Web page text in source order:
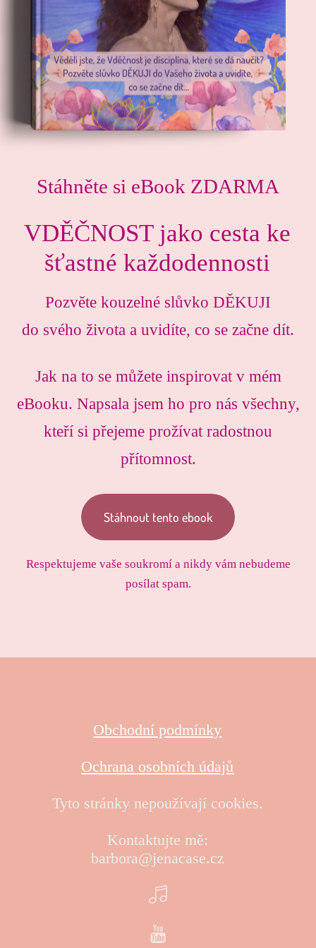
Stáhněte si eBook ZDARMA
VDĚČNOST jako cesta ke
šťastné každodennosti
Pozvěte kouzelné slůvko DĚKUJI
do svého života a uvidíte, co se začne dít.
Jak na to se můžete inspirovat v mém
eBooku. Napsala jsem ho pro nás všechny,
kteří si přejeme prožívat radostnou
přítomnost.
Stáhnout tento ebook
Respektujeme vaše soukromí a nikdy vám nebudeme
posílat spam.
Obchodní podmínky
Ochrana osobních údajů
Tyto stránky nepoužívají cookies.
Kontaktujte mě:
barbora@jenacase.cz